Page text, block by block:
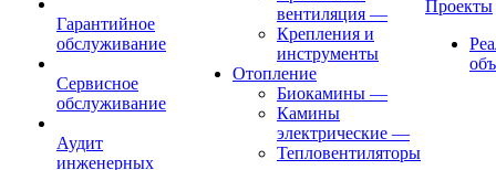
Гарантийное
обслуживание
Сервисное
обслуживание
Аудит
инженерных
вентиляция —
Крепления и
инструменты
Отопление
Биокамины —
Камины
электрические —
Тепловентиляторы
Проекты